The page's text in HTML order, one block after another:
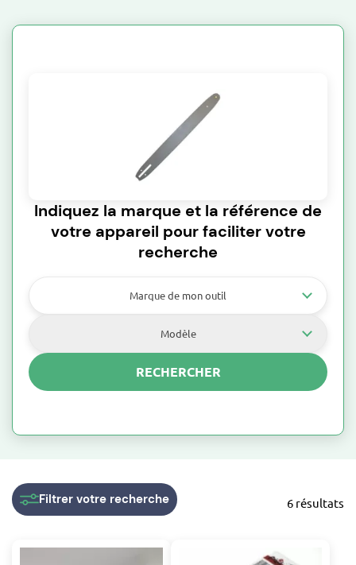
Indiquez la marque et la référence de
votre appareil pour faciliter votre
recherche
Marque de mon outil
Modèle
RECHERCHER
6 résultats
Filtrer votre recherche